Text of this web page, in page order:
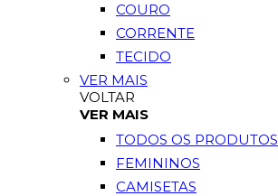
COURO
CORRENTE
TECIDO
VER MAIS
VOLTAR
VER MAIS
TODOS OS PRODUTOS
FEMININOS
CAMISETAS